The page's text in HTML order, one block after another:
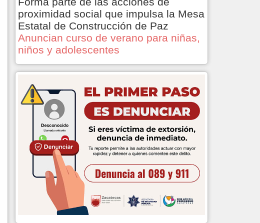
proximidad social que impulsa la Mesa
Estatal de Construcción de Paz
Anuncian curso de verano para niñas,
niños y adolescentes